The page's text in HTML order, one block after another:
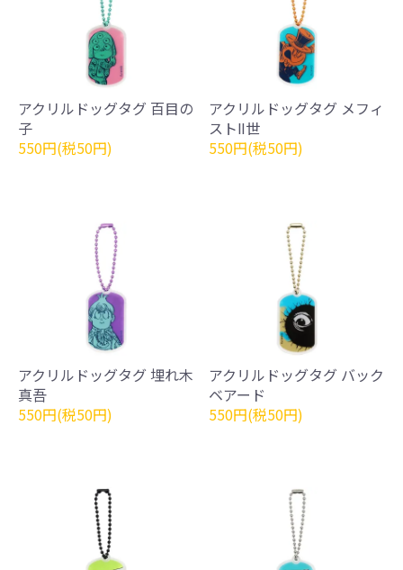
アクリルドッグタグ 百目の
子
550円(税50円)
アクリルドッグタグ メフィ
ストⅡ世
550円(税50円)
アクリルドッグタグ 埋れ木
真吾
550円(税50円)
アクリルドッグタグ バック
ベアード
550円(税50円)